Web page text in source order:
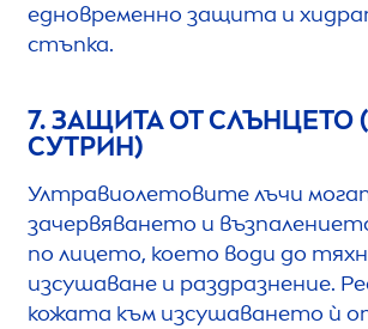
едновременно защита и
стъпка.
7. ЗАЩИТА ОТ СЛЪНЦЕТО
СУТРИН)
Ултравиолетовите лъчи
зачервяването и
по лицето, което води до
изсушаване и раздразнение.
кожата към изсушаването ѝ